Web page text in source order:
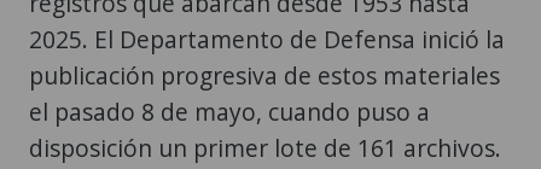
2025. El Departamento de Defensa inició la
publicación progresiva de estos materiales
el pasado 8 de mayo, cuando puso a
disposición un primer lote de 161 archivos.